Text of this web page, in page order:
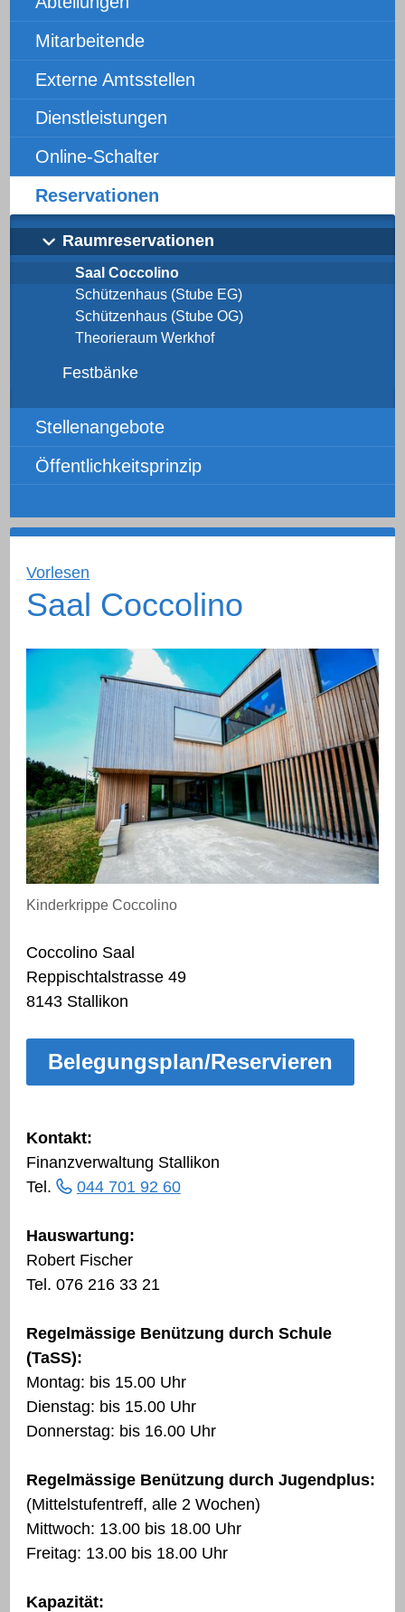
Mitarbeitende
Externe Amtsstellen
Dienstleistungen
Online-Schalter
Reservationen
Raumreservationen
Saal Coccolino
Schützenhaus (Stube EG)
Schützenhaus (Stube OG)
Theorieraum Werkhof
Festbänke
Stellenangebote
Öffentlichkeitsprinzip
Vorlesen
Saal Coccolino
Kinderkrippe Coccolino
Coccolino Saal
Reppischtalstrasse 49
8143 Stallikon
Belegungsplan/Reservieren
Kontakt:
Finanzverwaltung Stallikon
Tel.
044 701 92 60
Hauswartung:
Robert Fischer
Tel. 076 216 33 21
Regelmässige Benützung durch Schule
(TaSS):
Montag: bis 15.00 Uhr
Dienstag: bis 15.00 Uhr
Donnerstag: bis 16.00 Uhr
Regelmässige Benützung durch Jugendplus:
(Mittelstufentreff, alle 2 Wochen)
Mittwoch: 13.00 bis 18.00 Uhr
Freitag: 13.00 bis 18.00 Uhr
Kapazität: